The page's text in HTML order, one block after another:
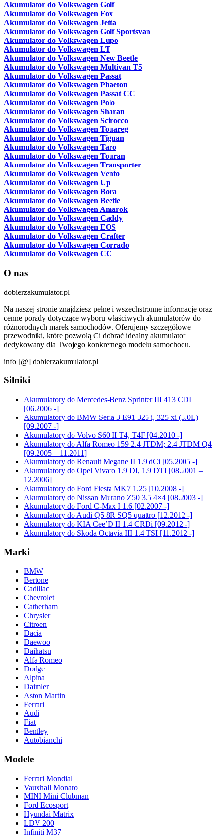
Akumulator do Volkswagen Golf
Akumulator do Volkswagen Fox
Akumulator do Volkswagen Jetta
Akumulator do Volkswagen Golf Sportsvan
Akumulator do Volkswagen Lupo
Akumulator do Volkswagen LT
Akumulator do Volkswagen New Beetle
Akumulator do Volkswagen Multivan T5
Akumulator do Volkswagen Passat
Akumulator do Volkswagen Phaeton
Akumulator do Volkswagen Passat CC
Akumulator do Volkswagen Polo
Akumulator do Volkswagen Sharan
Akumulator do Volkswagen Scirocco
Akumulator do Volkswagen Touareg
Akumulator do Volkswagen Tiguan
Akumulator do Volkswagen Taro
Akumulator do Volkswagen Touran
Akumulator do Volkswagen Transporter
Akumulator do Volkswagen Vento
Akumulator do Volkswagen Up
Akumulator do Volkswagen Bora
Akumulator do Volkswagen Beetle
Akumulator do Volkswagen Amarok
Akumulator do Volkswagen Caddy
Akumulator do Volkswagen EOS
Akumulator do Volkswagen Crafter
Akumulator do Volkswagen Corrado
Akumulator do Volkswagen CC
O nas
dobierzakumulator.pl
Na naszej stronie znajdziesz pełne i wszechstronne informacje oraz
cenne porady dotyczące wyboru właściwych akumulatorów do
różnorodnych marek samochodów. Oferujemy szczegółowe
przewodniki, które pozwolą Ci dobrać idealny akumulator
dedykowany dla Twojego konkretnego modelu samochodu.
info [@] dobierzakumulator.pl
Silniki
Akumulatory do Mercedes-Benz Sprinter III 413 CDI
[06.2006 -]
Akumulatory do BMW Seria 3 E91 325 i, 325 xi (3.0L)
[09.2007 -]
Akumulatory do Volvo S60 II T4, T4F [04.2010 -]
Akumulatory do Alfa Romeo 159 2.4 JTDM; 2.4 JTDM Q4
[09.2005 – 11.2011]
Akumulatory do Renault Megane II 1.9 dCi [05.2005 -]
Akumulatory do Opel Vivaro 1.9 DI, 1.9 DTI [08.2001 –
12.2006]
Akumulatory do Ford Fiesta MK7 1.25 [10.2008 -]
Akumulatory do Nissan Murano Z50 3.5 4×4 [08.2003 -]
Akumulatory do Ford C-Max I 1.6 [02.2007 -]
Akumulatory do Audi Q5 8R SQ5 quattro [12.2012 -]
Akumulatory do KIA Cee’D II 1.4 CRDi [09.2012 -]
Akumulatory do Skoda Octavia III 1.4 TSI [11.2012 -]
Marki
BMW
Bertone
Cadillac
Chevrolet
Catherham
Chrysler
Citroen
Dacia
Daewoo
Daihatsu
Alfa Romeo
Dodge
Alpina
Daimler
Aston Martin
Ferrari
Audi
Fiat
Bentley
Autobianchi
Modele
Ferrari Mondial
Vauxhall Monaro
MINI Mini Clubman
Ford Ecosport
Hyundai Matrix
LDV 200
Infiniti M37